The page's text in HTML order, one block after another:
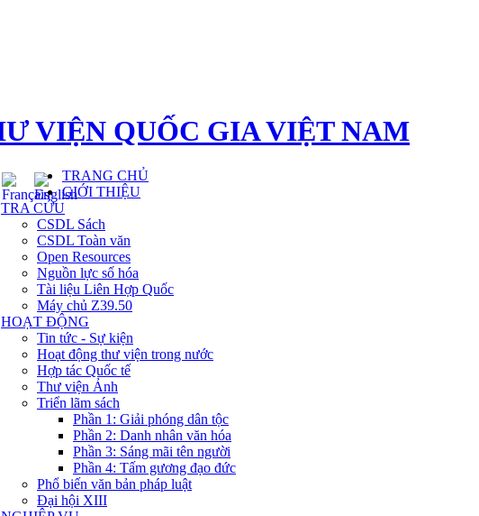
VIỆN QUỐC GIA VIỆT NAM
TRANG CHỦ
GIỚI THIỆU
TRA CỨU
CSDL Sách
CSDL Toàn văn
Open Resources
Nguồn lực số hóa
Tài liệu Liên Hợp Quốc
Máy chủ Z39.50
HOẠT ĐỘNG
Tin tức - Sự kiện
Hoạt động thư viện trong nước
Hợp tác Quốc tế
Thư viện Ảnh
Triển lãm sách
Phần 1: Giải phóng dân tộc
Phần 2: Danh nhân văn hóa
Phần 3: Sáng mãi tên người
Phần 4: Tấm gương đạo đức
Phổ biến văn bản pháp luật
Đại hội XIII